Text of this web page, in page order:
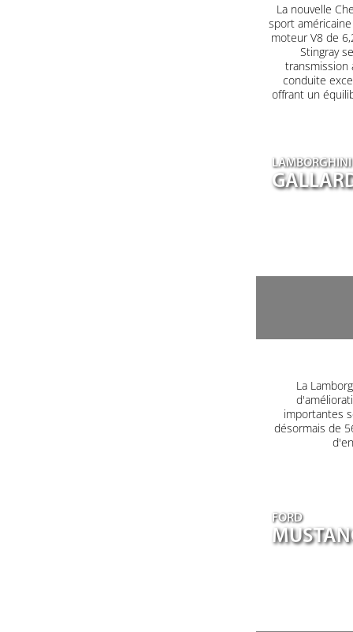
La nouvelle
sport
moteur V8 de
Stingray
transmission
conduite
offrant un
LAMBORGHINI
La
importantes
désormais de
FORD